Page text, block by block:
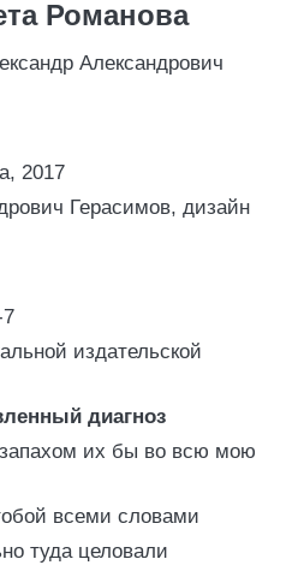
Романова
Александрович
2017
Герасимов, дизайн
издательской
диагноз
их бы во всю мою
всеми словами
туда целовали